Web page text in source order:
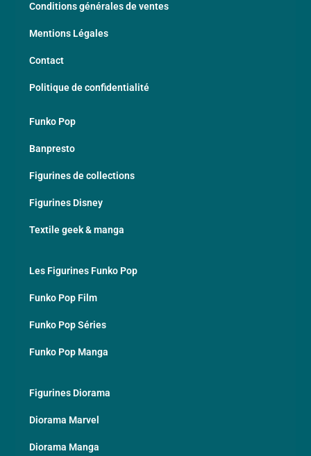
Conditions générales de ventes
Mentions Légales
Contact
Politique de confidentialité
Funko Pop
Banpresto
Figurines de collections
Figurines Disney
Textile geek & manga
Les Figurines Funko Pop
Funko Pop Film
Funko Pop Séries
Funko Pop Manga
Figurines Diorama
Diorama Marvel
Diorama Manga